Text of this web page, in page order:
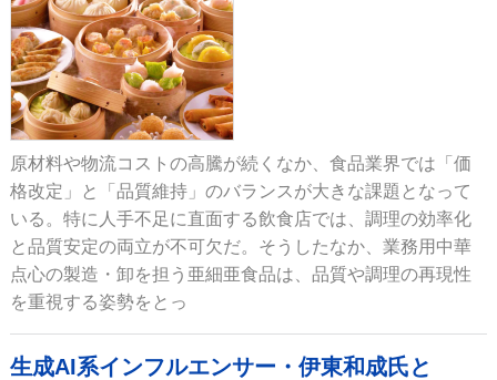
原材料や物流コストの高騰が続くなか、食品業界では「価
格改定」と「品質維持」のバランスが大きな課題となって
いる。特に人手不足に直面する飲食店では、調理の効率化
と品質安定の両立が不可欠だ。そうしたなか、業務用中華
点心の製造・卸を担う亜細亜食品は、品質や調理の再現性
を重視する姿勢をとっ
生成AI系インフルエンサー・伊東和成氏と